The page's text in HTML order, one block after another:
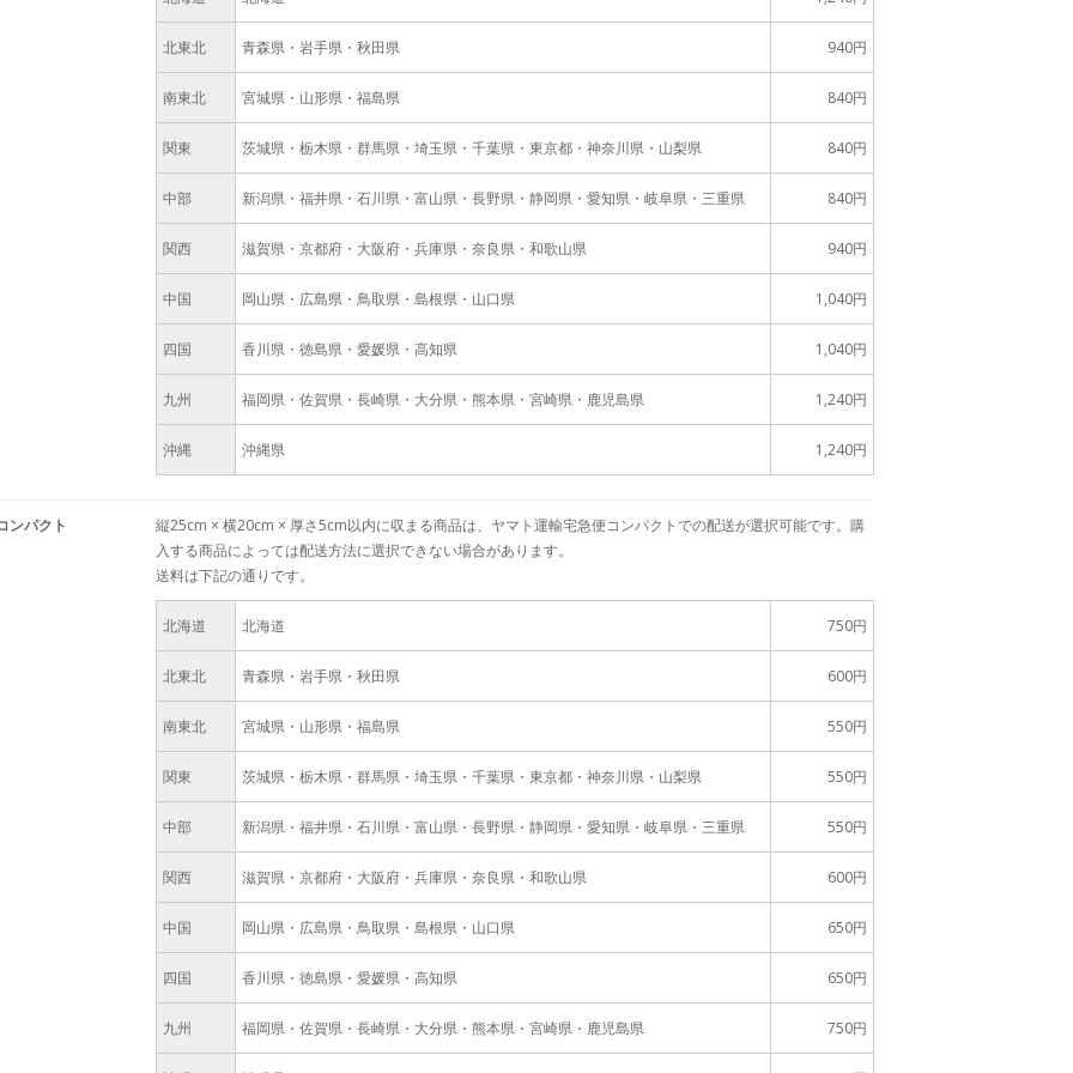
北東北 青森県・岩手県・秋田県 940円
南東北 宮城県・山形県・福島県 840円
関東 茨城県・栃木県・群馬県・埼玉県・千葉県・東京都・神奈川県・山梨県 840円
中部 新潟県・福井県・石川県・富山県・長野県・静岡県・愛知県・岐阜県・三重県 840円
関西 滋賀県・京都府・大阪府・兵庫県・奈良県・和歌山県 940円
中国 岡山県・広島県・鳥取県・島根県・山口県 1,040円
四国 香川県・徳島県・愛媛県・高知県 1,040円
九州 福岡県・佐賀県・長崎県・大分県・熊本県・宮崎県・鹿児島県 1,240円
沖縄 沖縄県 1,240円
ンパクト
縦25cm × 横20cm × 厚さ5cm以内に収まる商品は、ヤマト運輸宅急便コンパクトでの配送が選択可能です。購
入する商品によっては配送方法に選択できない場合があります。
送料は下記の通りです。
北海道 北海道 750円
北東北 青森県・岩手県・秋田県 600円
南東北 宮城県・山形県・福島県 550円
関東 茨城県・栃木県・群馬県・埼玉県・千葉県・東京都・神奈川県・山梨県 550円
中部 新潟県・福井県・石川県・富山県・長野県・静岡県・愛知県・岐阜県・三重県 550円
関西 滋賀県・京都府・大阪府・兵庫県・奈良県・和歌山県 600円
中国 岡山県・広島県・鳥取県・島根県・山口県 650円
四国 香川県・徳島県・愛媛県・高知県 650円
九州 福岡県・佐賀県・長崎県・大分県・熊本県・宮崎県・鹿児島県 750円